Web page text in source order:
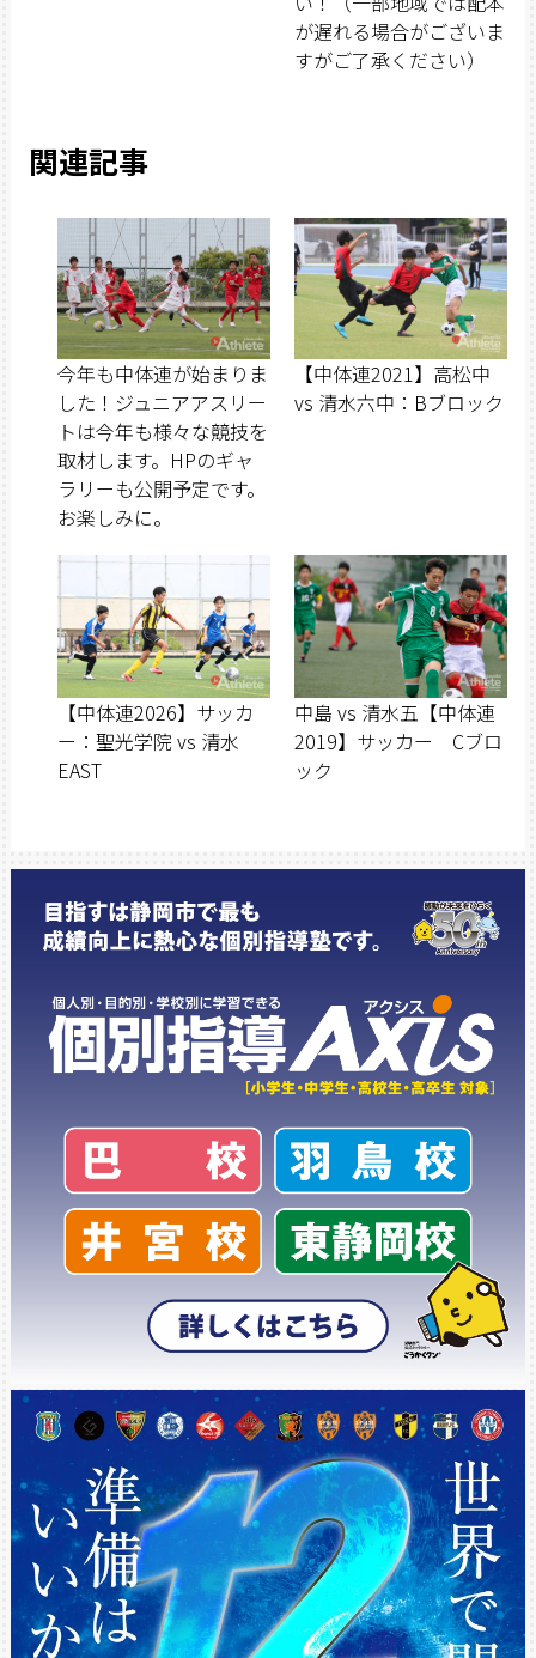
が遅れる場合がございま
すがご了承ください）
関連記事
今年も中体連が始まりま
した！ジュニアアスリー
トは今年も様々な競技を
取材します。HPのギャ
ラリーも公開予定です。
お楽しみに。
【中体連2021】高松中
vs 清水六中：Bブロック
【中体連2026】サッカ
ー：聖光学院 vs 清水
EAST
中島 vs 清水五【中体連
2019】サッカー Cブロ
ック